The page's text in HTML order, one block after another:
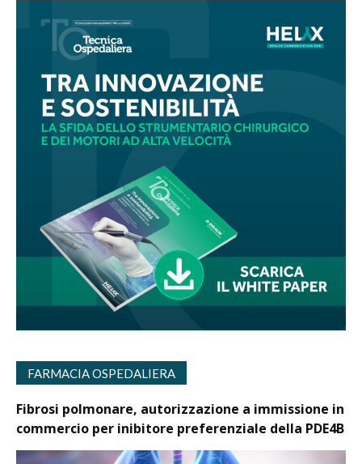
FARMACIA OSPEDALIERA
Fibrosi polmonare, autorizzazione a immissione in
commercio per inibitore preferenziale della PDE4B